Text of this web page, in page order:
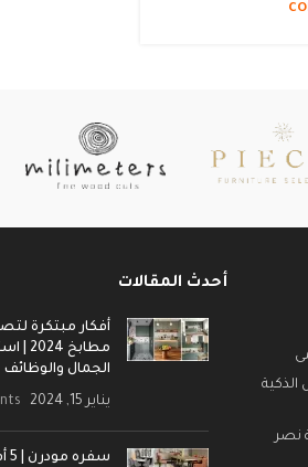
الذكية
أحدث المقالات
أفكار مبتكرة
مطابخ
الجمال والوظائف
يناير 15, 2024